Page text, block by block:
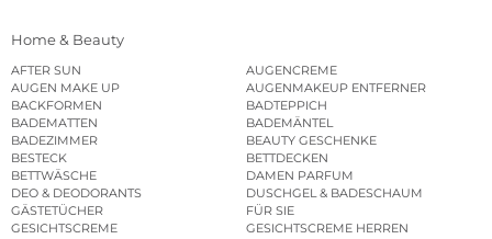
Home & Beauty
AFTER SUN
AUGENCREME
AUGEN MAKE UP
AUGENMAKEUP ENTFERNER
BACKFORMEN
BADTEPPICH
BADEMATTEN
BADEMÄNTEL
BADEZIMMER
BEAUTY GESCHENKE
BESTECK
BETTDECKEN
BETTWÄSCHE
DAMEN PARFUM
DEO & DEODORANTS
DUSCHGEL & BADESCHAUM
GÄSTETÜCHER
FÜR SIE
GESICHTSCREME
GESICHTSCREME HERREN